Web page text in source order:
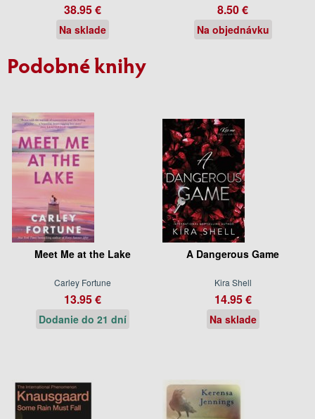
38.95 €
Na sklade
8.50 €
Na objednávku
Podobné knihy
Meet Me at the Lake
Carley Fortune
13.95 €
Dodanie do 21 dní
A Dangerous Game
Kira Shell
14.95 €
Na sklade